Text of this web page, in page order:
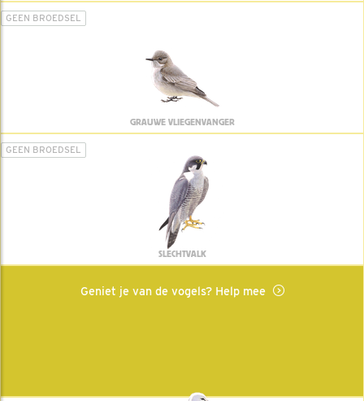
GEEN BROEDSEL
GRAUWE VLIEGENVANGER
GEEN BROEDSEL
SLECHTVALK
Geniet je van de vogels? Help mee